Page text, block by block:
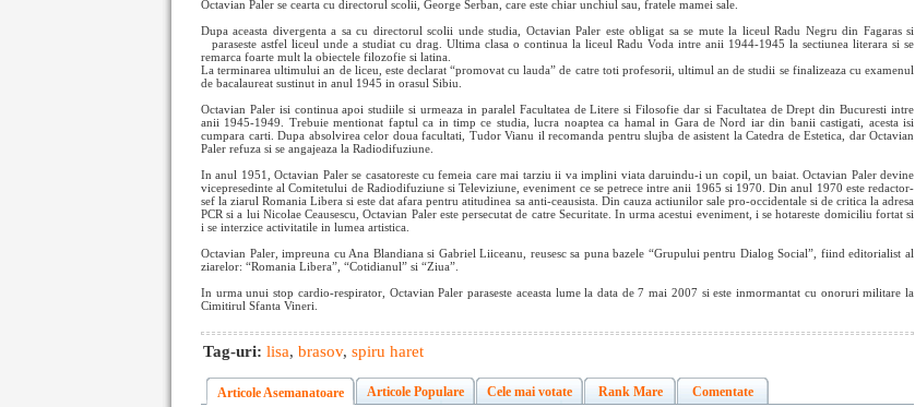
Octavian Paler se cearta cu directorul scolii, George Serban, care este chiar unchiul sau, fratele mamei sale.
Dupa aceasta divergenta a sa cu directorul scolii unde studia, Octavian Paler este obligat sa se mute la liceul Radu Negru din Fagaras si
paraseste astfel liceul unde a studiat cu drag. Ultima clasa o continua la liceul Radu Voda intre anii 1944-1945 la sectiunea literara si se
remarca foarte mult la obiectele filozofie si latina.
La terminarea ultimului an de liceu, este declarat “promovat cu lauda” de catre toti profesorii, ultimul an de studii se finalizeaza cu examenul
de bacalaureat sustinut in anul 1945 in orasul Sibiu.
Octavian Paler isi continua apoi studiile si urmeaza in paralel Facultatea de Litere si Filosofie dar si Facultatea de Drept din Bucuresti intre
anii 1945-1949. Trebuie mentionat faptul ca in timp ce studia, lucra noaptea ca hamal in Gara de Nord iar din banii castigati, acesta isi
cumpara carti. Dupa absolvirea celor doua facultati, Tudor Vianu il recomanda pentru slujba de asistent la Catedra de Estetica, dar Octavian
Paler refuza si se angajeaza la Radiodifuziune.
In anul 1951, Octavian Paler se casatoreste cu femeia care mai tarziu ii va implini viata daruindu-i un copil, un baiat. Octavian Paler devine
vicepresedinte al Comitetului de Radiodifuziune si Televiziune, eveniment ce se petrece intre anii 1965 si 1970. Din anul 1970 este redactor-
sef la ziarul Romania Libera si este dat afara pentru atitudinea sa anti-ceausista. Din cauza actiunilor sale pro-occidentale si de critica la adresa
PCR si a lui Nicolae Ceausescu, Octavian Paler este persecutat de catre Securitate. In urma acestui eveniment, i se hotareste domiciliu fortat si
i se interzice activitatile in lumea artistica.
Octavian Paler, impreuna cu Ana Blandiana si Gabriel Liiceanu, reusesc sa puna bazele “Grupului pentru Dialog Social”, fiind editorialist al
ziarelor: “Romania Libera”, “Cotidianul” si “Ziua”.
In urma unui stop cardio-respirator, Octavian Paler paraseste aceasta lume la data de 7 mai 2007 si este inmormantat cu onoruri militare la
Cimitirul Sfanta Vineri.
Tag-uri: lisa, brasov, spiru haret
Articole Asemanatoare Articole Populare Cele mai votate Rank Mare Comentate